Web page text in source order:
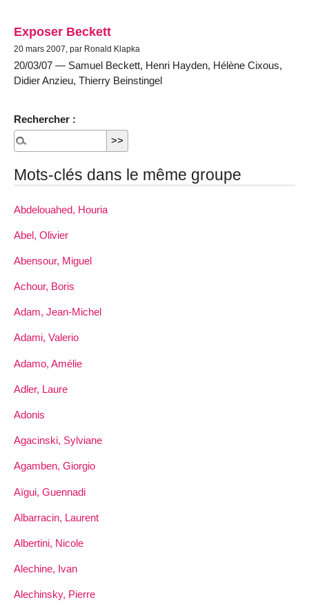
Exposer Beckett
20 mars 2007, par Ronald Klapka
20/03/07 — Samuel Beckett, Henri Hayden, Hélène Cixous,
Didier Anzieu, Thierry Beinstingel
Rechercher :
Mots-clés dans le même groupe
Abdelouahed, Houria
Abel, Olivier
Abensour, Miguel
Achour, Boris
Adam, Jean-Michel
Adami, Valerio
Adamo, Amélie
Adler, Laure
Adonis
Agacinski, Sylviane
Agamben, Giorgio
Aïgui, Guennadi
Albarracin, Laurent
Albertini, Nicole
Alechine, Ivan
Alechinsky, Pierre